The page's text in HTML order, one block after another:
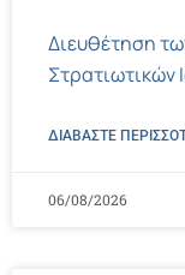
Διευθέτηση
Στρατιωτικών
ΔΙΑΒΑΣΤΕ
06/08/2026